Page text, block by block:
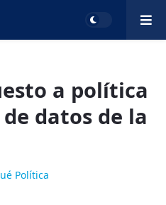
a política
datos de la
Política